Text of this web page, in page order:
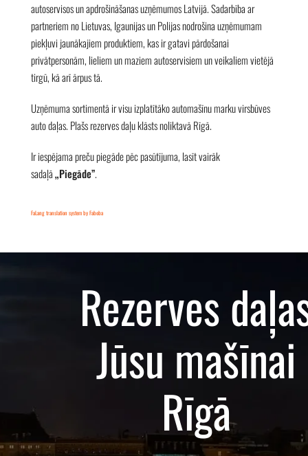
autoservisos un apdrošināšanas uzņēmumos Latvijā. Sadarbība ar
partneriem no Lietuvas, Igaunijas un Polijas nodrošina uzņēmumam
piekļuvi jaunākajiem produktiem, kas ir gatavi pārdošanai
privātpersonām, lieliem un maziem autoservisiem un veikaliem vietējā
tirgū, kā arī ārpus tā.
Uzņēmuma sortimentā ir visu izplatītāko automašīnu marku virsbūves
auto daļas. Plašs rezerves daļu klāsts noliktavā Rīgā.
Ir iespējama preču piegāde pēc pasūtījuma, lasīt vairāk
sadaļā„Piegāde”.
FaLang translation system by Faboba
Rezerves
Jūsu mašīnai
Rīgā